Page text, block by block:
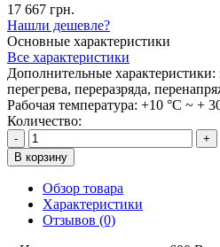
17 667 грн.
Нашли дешевле?
Основные характеристики
Все характеристики
Дополнительные характеристики:
перегрева, переразряда,
Рабочая температура: +10 °C ~ +
Количество:
-
+
В корзину
Обзор товара
Характеристики
Отзывов (0)